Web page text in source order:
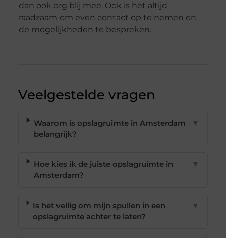
dan ook erg blij mee. Ook is het altijd
raadzaam om even contact op te nemen en
de mogelijkheden te bespreken.
Veelgestelde vragen
Waarom is opslagruimte in Amsterdam
belangrijk?
▼
Hoe kies ik de juiste opslagruimte in
Amsterdam?
▼
Is het veilig om mijn spullen in een
opslagruimte achter te laten?
▼